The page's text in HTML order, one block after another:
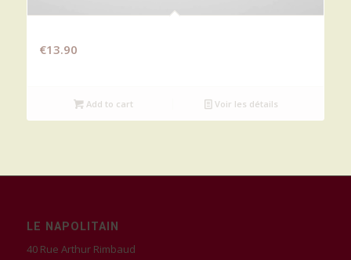
€13.90
Add to cart Voir les détails
LE NAPOLITAIN
40 Rue Arthur Rimbaud